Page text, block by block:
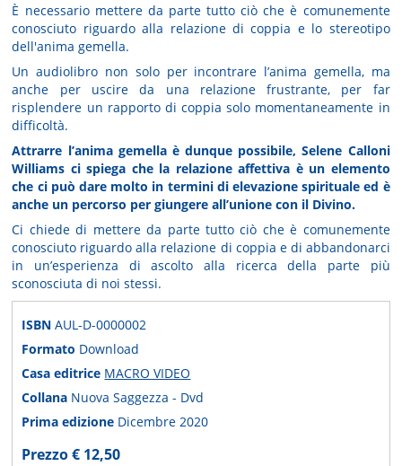
È necessario mettere da parte tutto ciò che è comunemente
conosciuto riguardo alla relazione di coppia e lo stereotipo
dell'anima gemella.
Un audiolibro non solo per incontrare l’anima gemella, ma
anche per uscire da una relazione frustrante, per far
risplendere un rapporto di coppia solo momentaneamente in
difficoltà.
Attrarre l’anima gemella è dunque possibile, Selene Calloni
Williams ci spiega che la relazione affettiva è un elemento
che ci può dare molto in termini di elevazione spirituale ed è
anche un percorso per giungere all’unione con il Divino.
Ci chiede di mettere da parte tutto ciò che è comunemente
conosciuto riguardo alla relazione di coppia e di abbandonarci
in un’esperienza di ascolto alla ricerca della parte più
sconosciuta di noi stessi.
ISBNAUL-D-0000002
Formato Download
Casa editrice MACRO VIDEO
Collana Nuova Saggezza - Dvd
Prima edizione Dicembre 2020
Prezzo € 12,50